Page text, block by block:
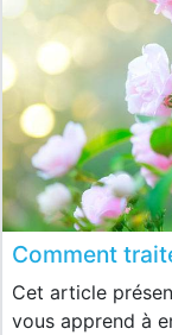
Comment
Cet article
vous apprend à